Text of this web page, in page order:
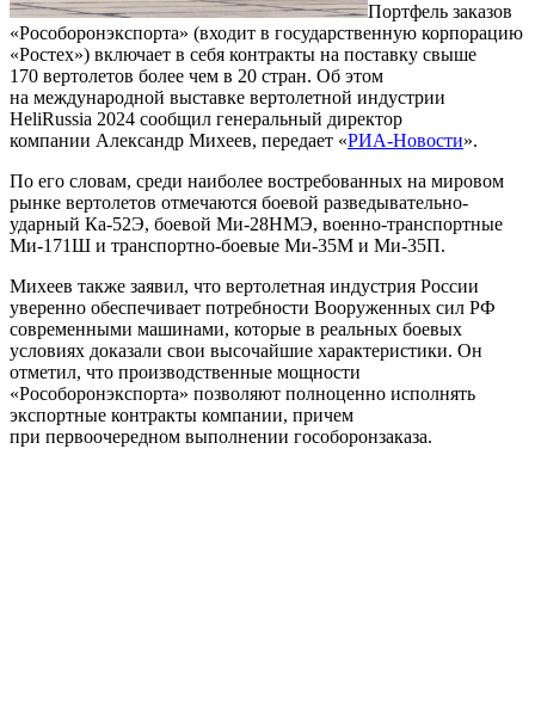
Портфель заказов
«Рособоронэкспорта» (входит в государственную корпорацию
«Ростех») включает в себя контракты на поставку свыше
170 вертолетов более чем в 20 стран. Об этом
на международной выставке вертолетной индустрии
HeliRussia 2024 сообщил генеральный директор
компании Александр Михеев, передает «РИА-Новости».
По его словам, среди наиболее востребованных на мировом
рынке вертолетов отмечаются боевой разведывательно-
ударный Ка-52Э, боевой Ми-28НМЭ, военно-транспортные
Ми-171Ш и транспортно-боевые Ми-35М и Ми-35П.
Михеев также заявил, что вертолетная индустрия России
уверенно обеспечивает потребности Вооруженных сил РФ
современными машинами, которые в реальных боевых
условиях доказали свои высочайшие характеристики. Он
отметил, что производственные мощности
«Рособоронэкспорта» позволяют полноценно исполнять
экспортные контракты компании, причем
при первоочередном выполнении гособоронзаказа.